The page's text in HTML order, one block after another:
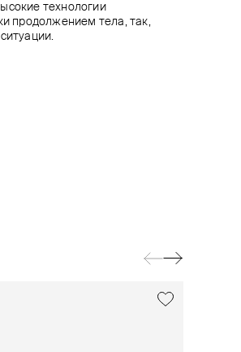
технологии
продолжением тела, так,